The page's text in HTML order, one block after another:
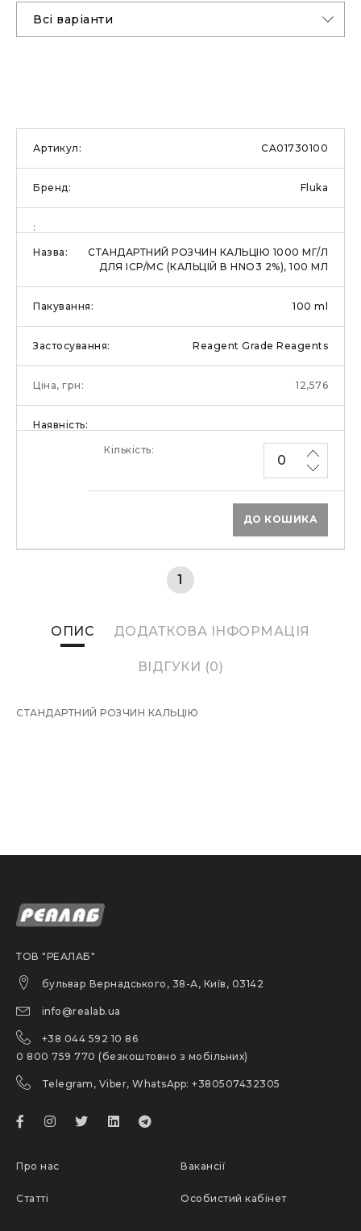
CA01730100
Fluka
СТАНДАРТНИЙ РОЗЧИН КАЛЬЦІЮ 1000 МГ/Л
ДЛЯ ІСР/МС (КАЛЬЦІЙ В HNO3 2%), 100 МЛ
100 ml
Reagent Grade Reagents
12,576
ДО КОШИКА
1
ОПИС ДОДАТКОВА ІНФОРМАЦІЯ
ВІДГУКИ (0)
СТАНДАРТНИЙ РОЗЧИН КАЛЬЦІЮ
ТОВ "РЕАЛАБ"
бульвар Вернадського, 38-А, Київ, 03142
info@realab.ua
+38 044 592 10 86
0 800 759 770 (безкоштовно з мобільних)
Telegram, Viber, WhatsApp: +380507432305
Про нас Вакансії
Статті Особистий кабінет